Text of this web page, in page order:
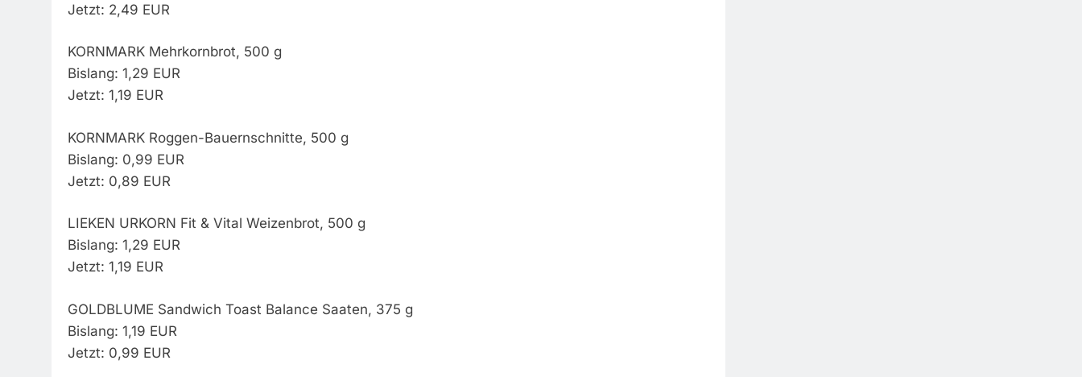
Jetzt: 2,49 EUR
KORNMARK Mehrkornbrot, 500 g
Bislang: 1,29 EUR
Jetzt: 1,19 EUR
KORNMARK Roggen-Bauernschnitte, 500 g
Bislang: 0,99 EUR
Jetzt: 0,89 EUR
LIEKEN URKORN Fit & Vital Weizenbrot, 500 g
Bislang: 1,29 EUR
Jetzt: 1,19 EUR
GOLDBLUME Sandwich Toast Balance Saaten, 375 g
Bislang: 1,19 EUR
Jetzt: 0,99 EUR